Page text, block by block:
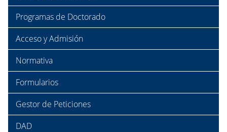
Programas de Doctorado
Acceso y Admisión
Normativa
Formularios
Gestor de Peticiones
DAD